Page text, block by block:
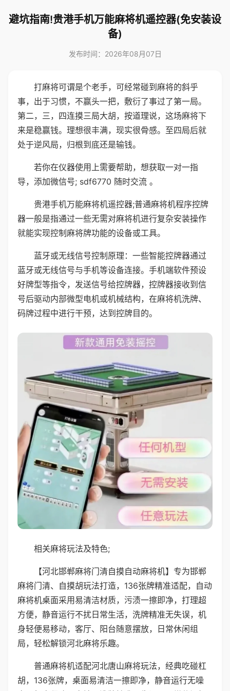
避坑指南!贵港手机万能麻将机遥控器(免安装设
备)
发布时间：2026年08月07日
打麻将可谓是个老手，可经常碰到麻将的斜乎
事，出于习惯，不赢头一把，敷衍了事过了第一局。
第二，三，四连摸三局大胡，按道理说，这场麻将下
来是稳赢钱。理想很丰满，现实很骨感。至四局后就
处于逆风局，归根到底还是输钱。
若你在仪器使用上需要帮助，想获取一对一指
导，添加微信号; sdf6770 随时交流 。
贵港手机万能麻将机遥控器;普通麻将机程序控牌
器一般是指通过一些无需对麻将机进行复杂安装操作
就能实现控制麻将牌功能的设备或工具。
蓝牙或无线信号控制原理：一些智能控牌器通过
蓝牙或无线信号与手机等设备连接。手机端软件预设
好牌型等指令，发送信号给控牌器，控牌器接收到信
号后驱动内部微型电机或机械结构，在麻将机洗牌、
码牌过程中进行干预，达到控牌目的。
相关麻将玩法及特色;
【河北邯郸麻将门清自摸自动麻将机】专为邯郸
麻将门清、自摸胡玩法打造，136张牌精准适配，自动
麻将机桌面采用易清洁材质，污渍一擦即净，打理超
方便，静音运行不扰日常生活，洗牌精准无失误，机
身轻便易移动，客厅、阳台随意摆放，日常休闲组
局，轻松解锁河北麻将乐趣。
普通麻将机适配河北唐山麻将玩法，经典吃碰杠
胡，136张牌，桌面易清洁一擦即净，静音运行无噪